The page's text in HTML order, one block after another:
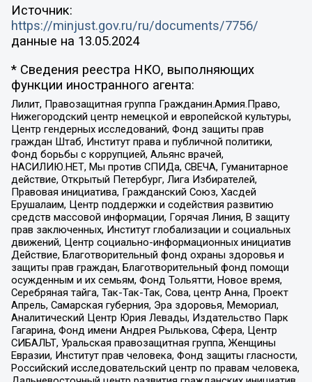
Источник:
https://minjust.gov.ru/ru/documents/7756/
данные на 13.05.2024
* Сведения реестра НКО, выполняющих
функции иностранного агента:
Лилит, Правозащитная группа Гражданин.Армия.Право,
Нижегородский центр немецкой и европейской культуры,
Центр гендерных исследований, Фонд защиты прав
граждан Штаб, Институт права и публичной политики,
Фонд борьбы с коррупцией, Альянс врачей,
НАСИЛИЮ.НЕТ, Мы против СПИДа, СВЕЧА, Гуманитарное
действие, Открытый Петербург, Лига Избирателей,
Правовая инициатива, Гражданский Союз, Хасдей
Ерушалаим, Центр поддержки и содействия развитию
средств массовой информации, Горячая Линия, В защиту
прав заключенных, Институт глобализации и социальных
движений, Центр социально-информационных инициатив
Действие, Благотворительный фонд охраны здоровья и
защиты прав граждан, Благотворительный фонд помощи
осужденным и их семьям, Фонд Тольятти, Новое время,
Серебряная тайга, Так-Так-Так, Сова, центр Анна, Проект
Апрель, Самарская губерния, Эра здоровья, Мемориал,
Аналитический Центр Юрия Левады, Издательство Парк
Гагарина, Фонд имени Андрея Рылькова, Сфера, Центр
СИБАЛЬТ, Уральская правозащитная группа, Женщины
Евразии, Институт прав человека, Фонд защиты гласности,
Российский исследовательский центр по правам человека,